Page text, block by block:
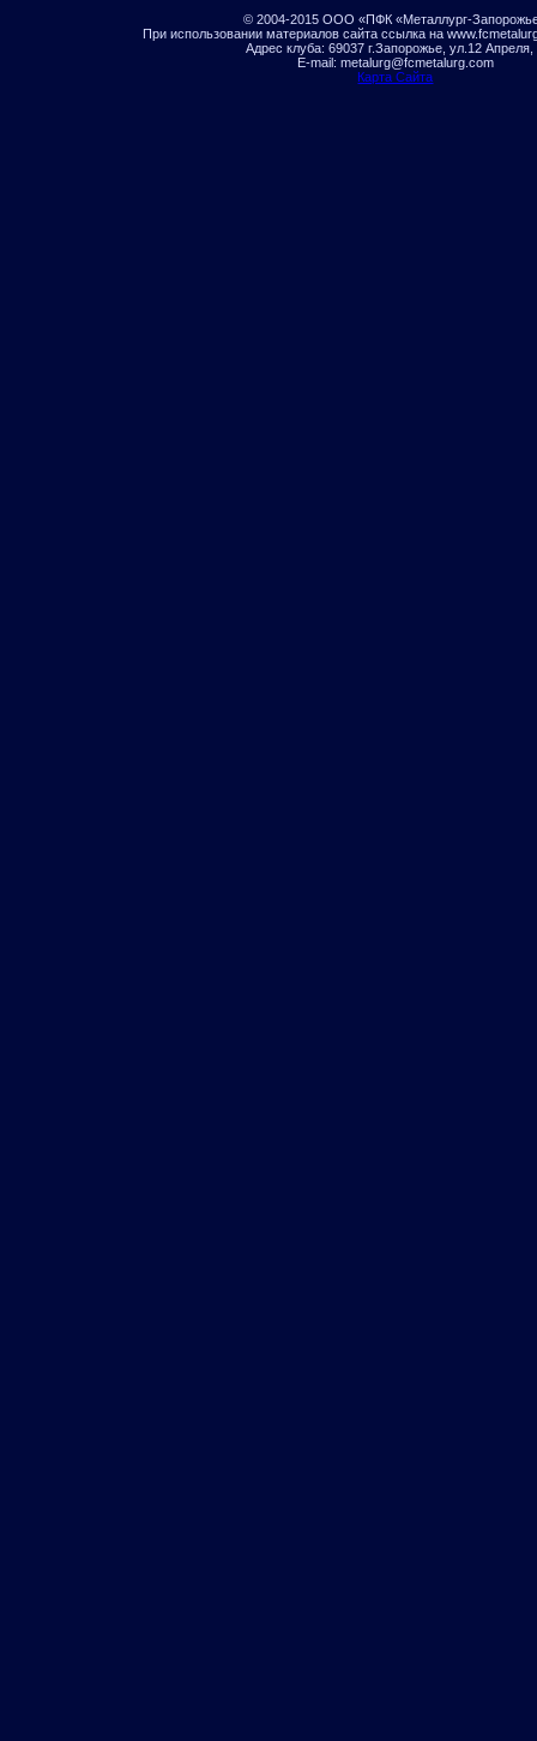
© 2004-2015 ООО «ПФК «Металлург-
При использовании материалов сайта ссылка на
Адрес клуба: 69037 г.Запорожье, ул.12 Апреля,
E-mail: metalurg@fcmetalurg.com
Карта Сайта